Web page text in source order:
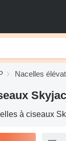
Nacelles
à ciseaux